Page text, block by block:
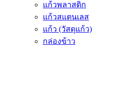
แก้วพลาสติก
แก้วสแตนเลส
แก้ว (วัสดุแก้ว)
กล่องข้าว